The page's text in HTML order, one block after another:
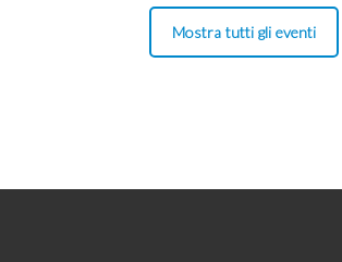
Mostra tutti gli eventi